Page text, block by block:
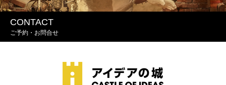
CONTACT
ご予約・お問合せ